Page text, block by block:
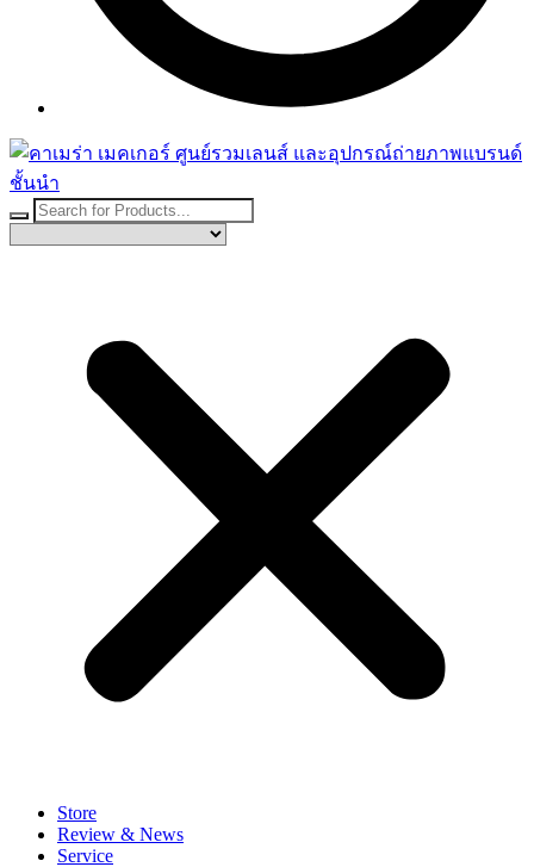
Store
Review & News
Service